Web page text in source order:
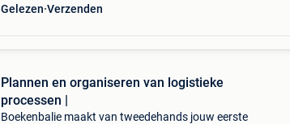
Gelezen Verzenden
Plannen en organiseren van logistieke
processen |
Boekenbalie maakt van tweedehands jouw eerste